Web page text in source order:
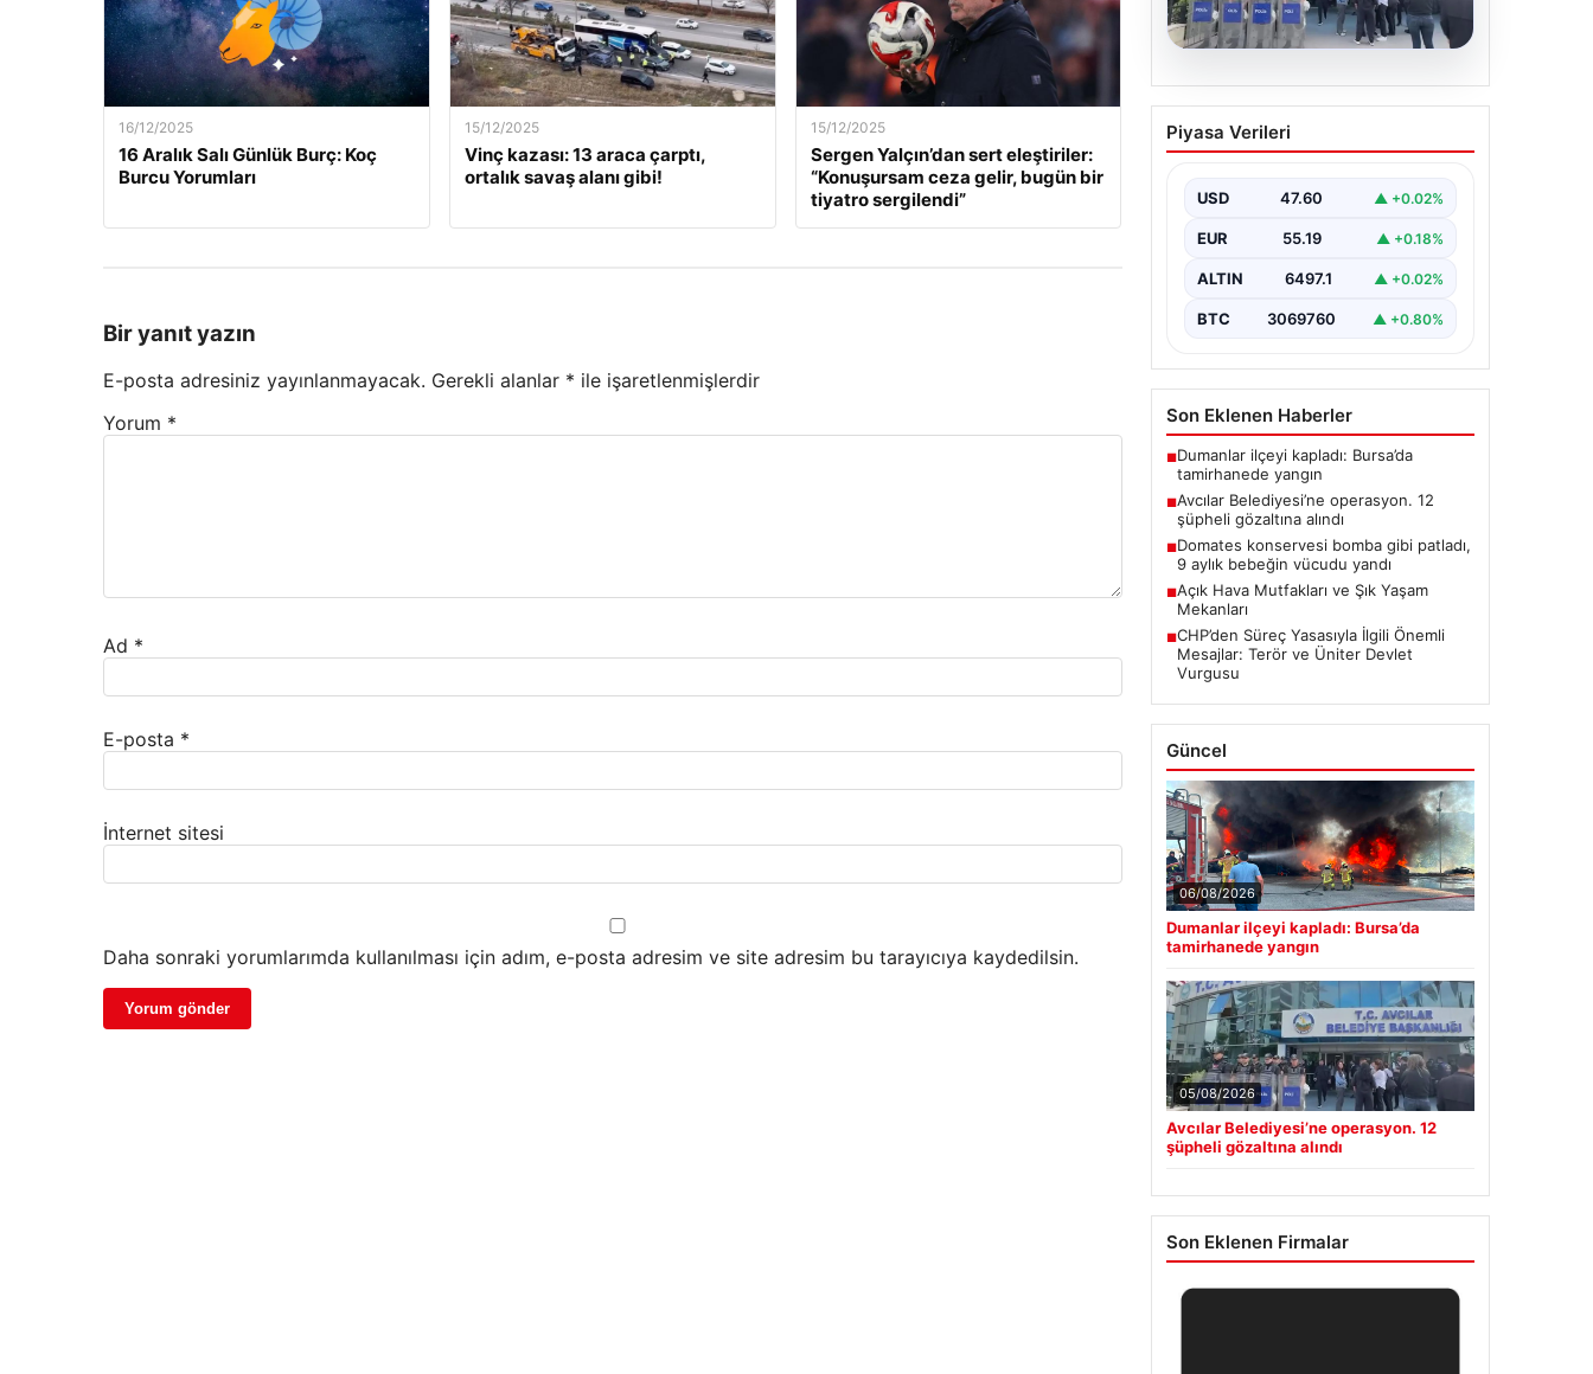
16/12/2025
16 Aralık Salı Günlük Burç: Koç
Burcu Yorumları
15/12/2025
Vinç kazası: 13 araca çarptı,
ortalık savaş alanı gibi!
15/12/2025
Sergen Yalçın’dan sert eleştiriler:
“Konuşursam ceza gelir, bugün bir
tiyatro sergilendi”
Bir yanıt yazın
E-posta adresiniz yayınlanmayacak. Gerekli alanlar * ile işaretlenmişlerdir
Yorum *
Ad *
E-posta *
İnternet sitesi
Daha sonraki yorumlarımda kullanılması için adım, e-posta adresim ve site adresim bu tarayıcıya kaydedilsin.
05.08.2026
Avcılar Belediyesi’ne
operasyon. 12 şüpheli
Piyasa Verileri
USD 47.60 ▲ +0.02%
EUR 55.19 ▲ +0.18%
ALTIN 6497.1 ▲ +0.02%
BTC 3069760 ▲ +0.80%
Son Eklenen Haberler
■Dumanlar ilçeyi kapladı: Bursa’da
tamirhanede yangın
■Avcılar Belediyesi’ne operasyon. 12
şüpheli gözaltına alındı
■Domates konservesi bomba gibi patladı,
9 aylık bebeğin vücudu yandı
■Açık Hava Mutfakları ve Şık Yaşam
Mekanları
■CHP’den Süreç Yasasıyla İlgili Önemli
Mesajlar: Terör ve Üniter Devlet
Vurgusu
Güncel
06/08/2026
Dumanlar ilçeyi kapladı: Bursa’da
tamirhanede yangın
05/08/2026
Avcılar Belediyesi’ne operasyon. 12
şüpheli gözaltına alındı
Son Eklenen Firmalar